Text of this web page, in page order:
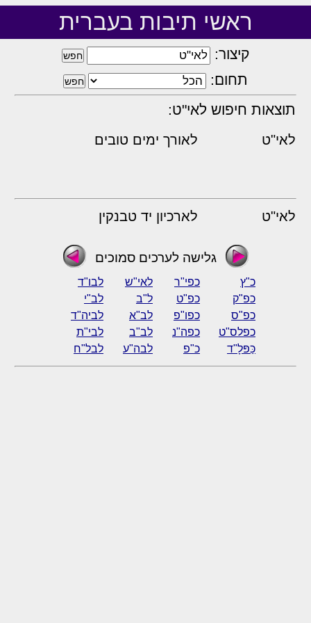
ראשי תיבות בעברית
קיצור:
תחום:
תוצאות חיפוש לאי"ט:
לאי"ט לאורך ימים טובים
לאי"ט לארכיון יד טבנקין
גלישה לערכים סמוכים
כ"ץ כפי"ר לאי"ש
לבו"ד
כפ"ק
כפ"ט ל"ב
לב"י
כפ"ס
כפו"פ לב"א
לביה"ד
כפלס"ט
כפה"נ לב"ב
לבי"ת
כַּפּלָ"ד
כ"פ לבה"ע לבל"ח